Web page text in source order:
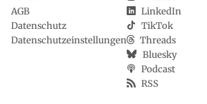
AGB
Datenschutz
Datenschutzeinstellungen
LinkedIn
TikTok
Threads
Bluesky
Podcast
RSS